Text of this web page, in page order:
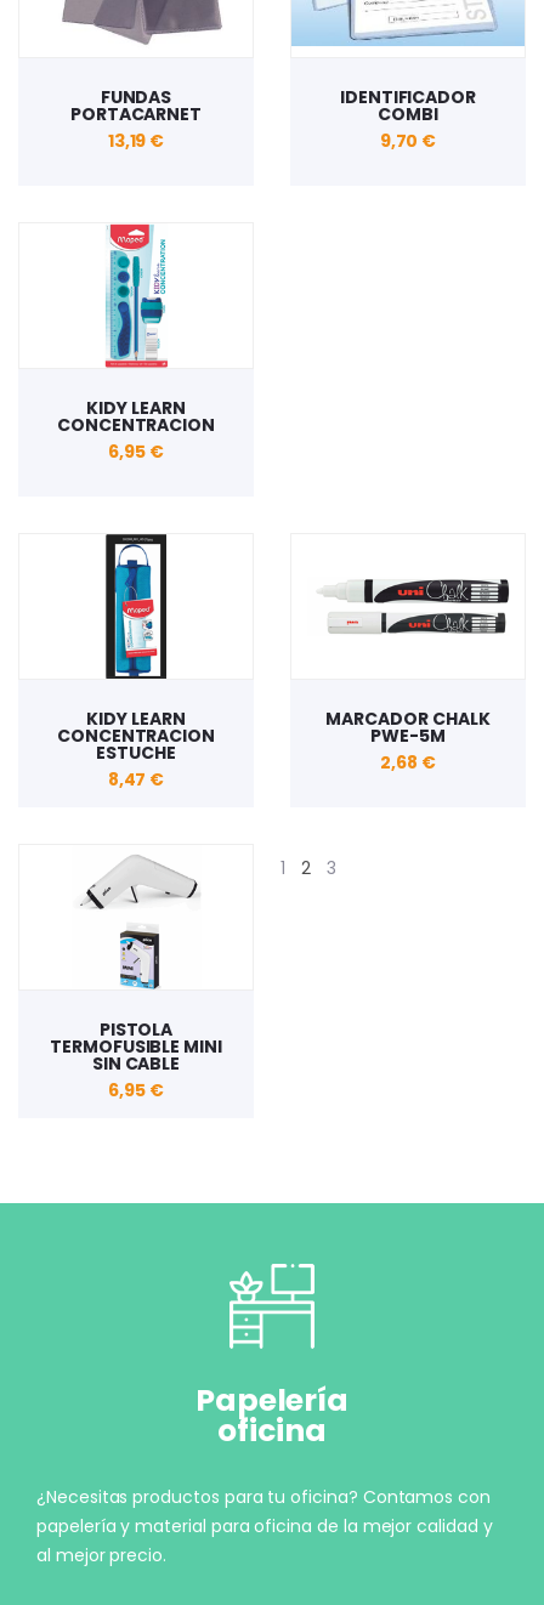
FUNDAS
PORTACARNET
13,19 €
IDENTIFICADOR
COMBI
9,70 €
KIDY LEARN
CONCENTRACION
6,95 €
KIDY LEARN
CONCENTRACION
ESTUCHE
8,47 €
MARCADOR CHALK
PWE-5M
2,68 €
PISTOLA
TERMOFUSIBLE MINI
SIN CABLE
6,95 €
1 2 3
Papelería
oficina
¿Necesitas productos para tu oficina? Contamos con
papelería y material para oficina de la mejor calidad y
al mejor precio.